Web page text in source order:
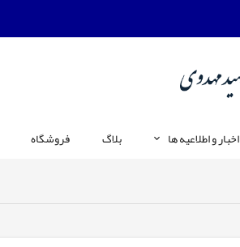
اخبار و اطلاعیه ها بلاگ فروشگاه